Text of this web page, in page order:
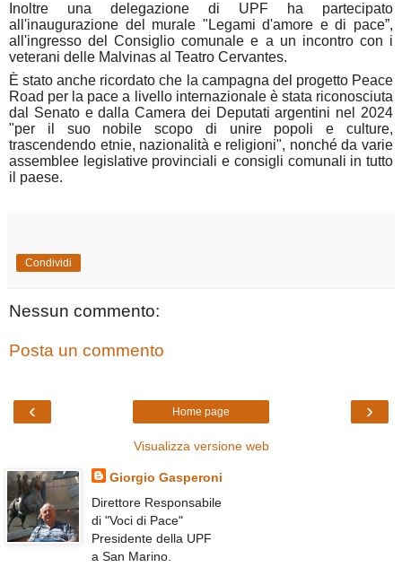
Inoltre una delegazione di UPF ha partecipato
all'inaugurazione del murale "Legami d'amore e di pace”,
all'ingresso del Consiglio comunale e a un incontro con i
veterani delle Malvinas al Teatro Cervantes.
È stato anche ricordato che la campagna del progetto Peace
Road per la pace a livello internazionale è stata riconosciuta
dal Senato e dalla Camera dei Deputati argentini nel 2024
"per il suo nobile scopo di unire popoli e culture,
trascendendo etnie, nazionalità e religioni", nonché da varie
assemblee legislative provinciali e consigli comunali in tutto
il paese.
Condividi
Nessun commento:
Posta un commento
‹ ›
Home page
Visualizza versione web
Giorgio Gasperoni
Direttore Responsabile
di "Voci di Pace"
Presidente della UPF
a San Marino.